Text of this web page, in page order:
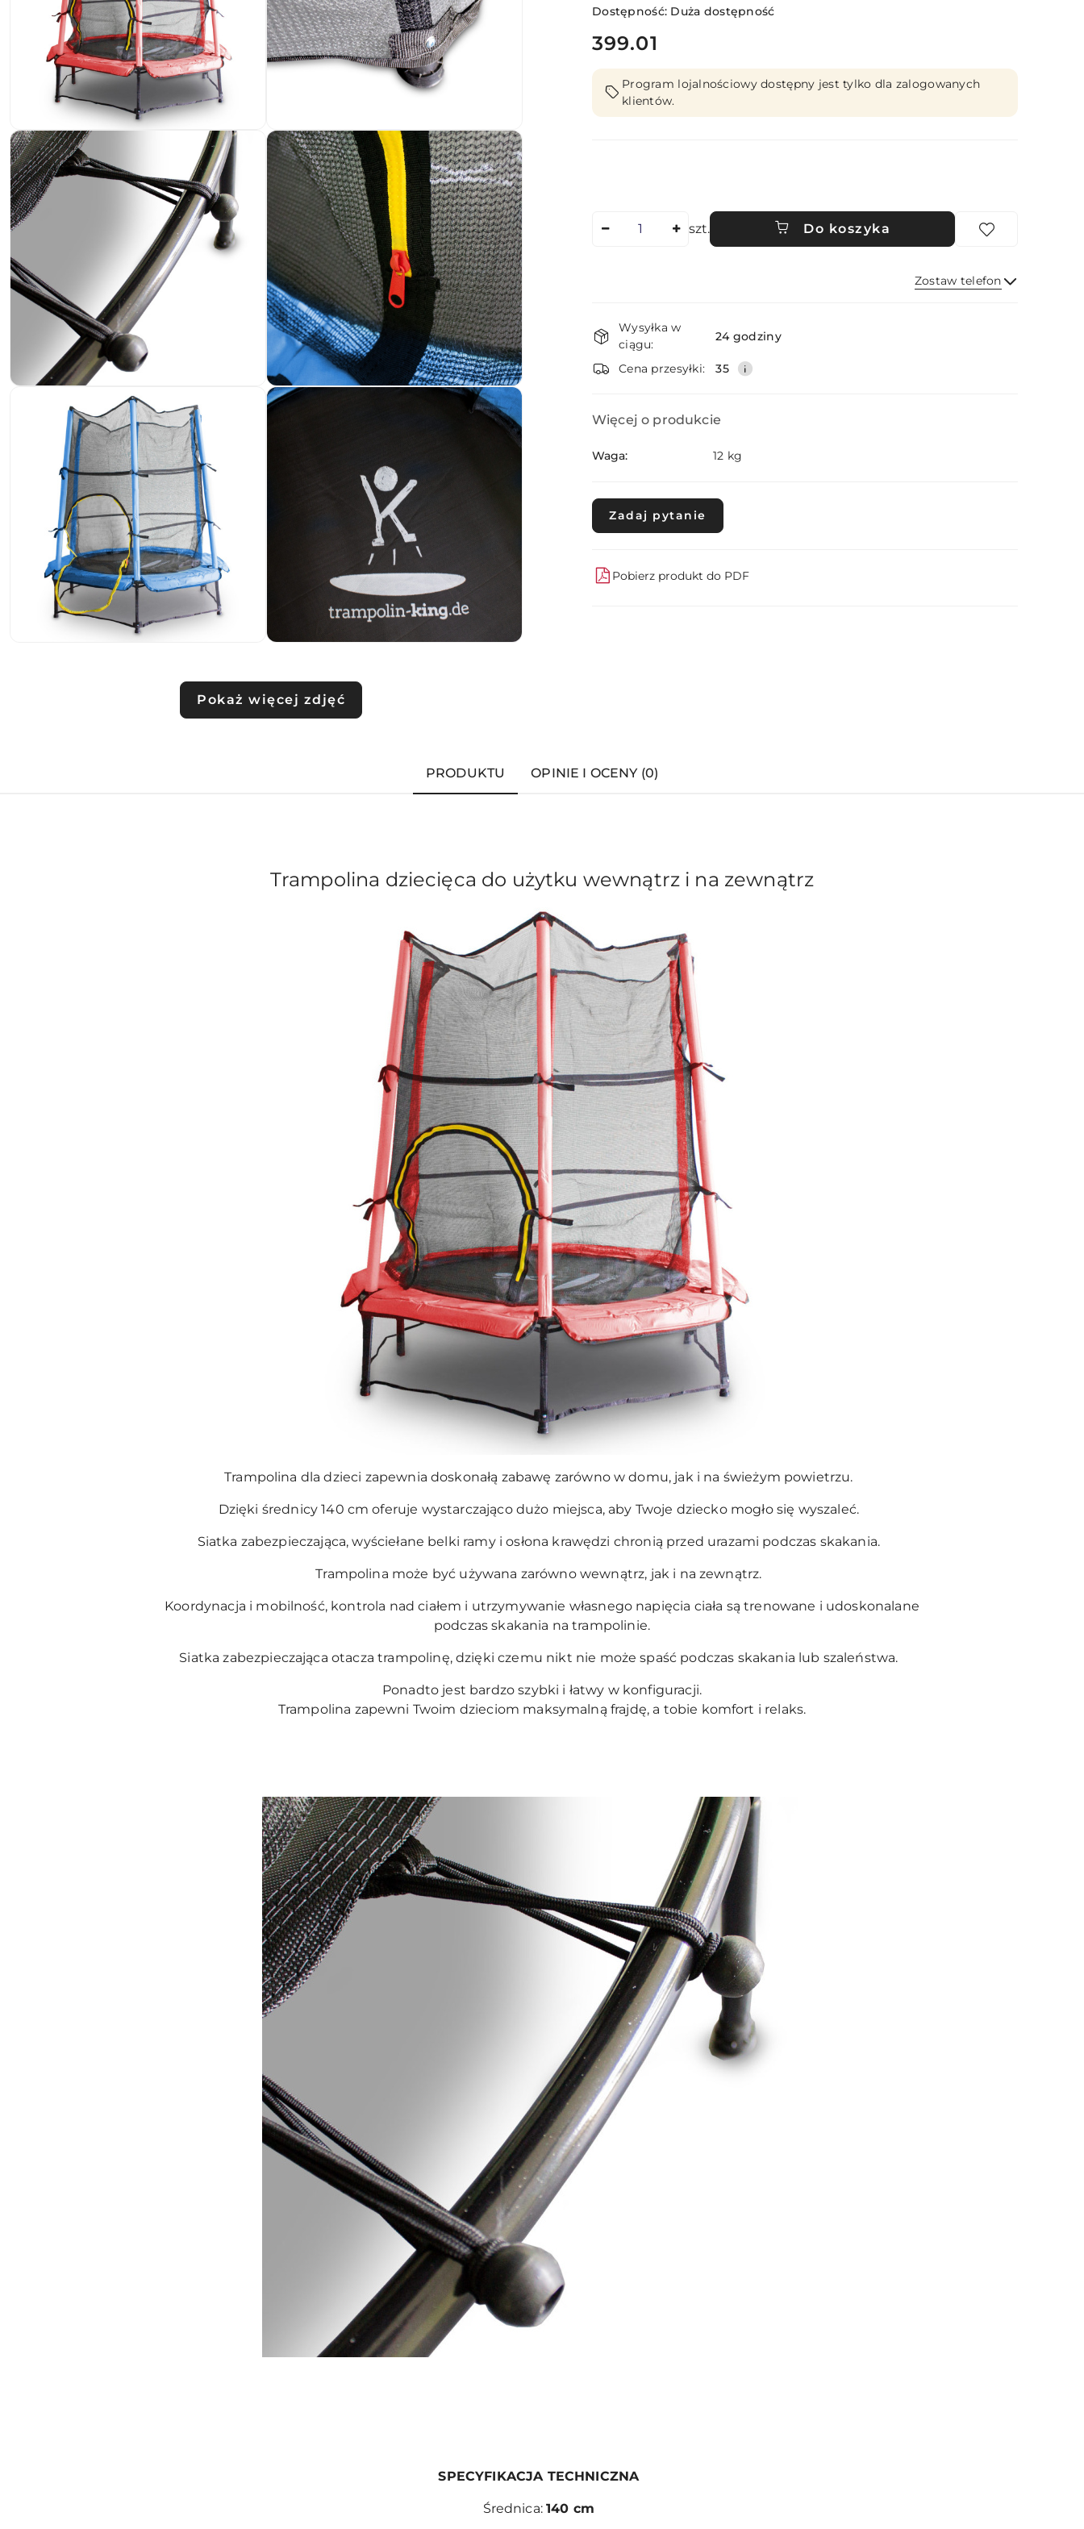
Pokaż więcej zdjęć
Dostępność: Duża dostępność
cena:
399.01
Program lojalnościowy dostępny jest tylko dla zalogowanych
klientów.
szt. Do koszyka
Zostaw telefon
Dostępność
i
dostawa
Wysyłka w
ciągu:
24 godziny
Cena przesyłki: 35
Więcej o produkcie
Waga: 12 kg
Zadaj pytanie
Pobierz produkt do PDF
PRODUKTU OPINIE I OCENY (0)
Trampolina dziecięca do użytku wewnątrz i na zewnątrz
Trampolina dla dzieci zapewnia doskonałą zabawę zarówno w domu, jak i na świeżym powietrzu.
Dzięki średnicy 140 cm oferuje wystarczająco dużo miejsca, aby Twoje dziecko mogło się wyszaleć.
Siatka zabezpieczająca, wyściełane belki ramy i osłona krawędzi chronią przed urazami podczas skakania.
Trampolina może być używana zarówno wewnątrz, jak i na zewnątrz.
Koordynacja i mobilność, kontrola nad ciałem i utrzymywanie własnego napięcia ciała są trenowane i udoskonalane
podczas skakania na trampolinie.
Siatka zabezpieczająca otacza trampolinę, dzięki czemu nikt nie może spaść podczas skakania lub szaleństwa.
Ponadto jest bardzo szybki i łatwy w konfiguracji.
Trampolina zapewni Twoim dzieciom maksymalną frajdę, a tobie komfort i relaks.
SPECYFIKACJA TECHNICZNA
Średnica:140 cm